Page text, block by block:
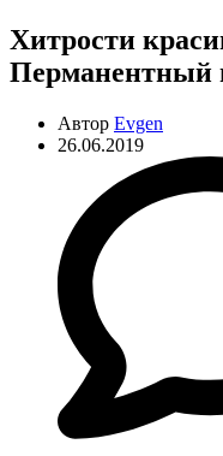
Хитрости
Перманентный
Автор Evgen
26.06.2019